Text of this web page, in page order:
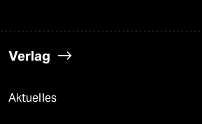
Verlag
Aktuelles